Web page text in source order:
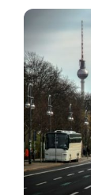
Blog
Kontakt